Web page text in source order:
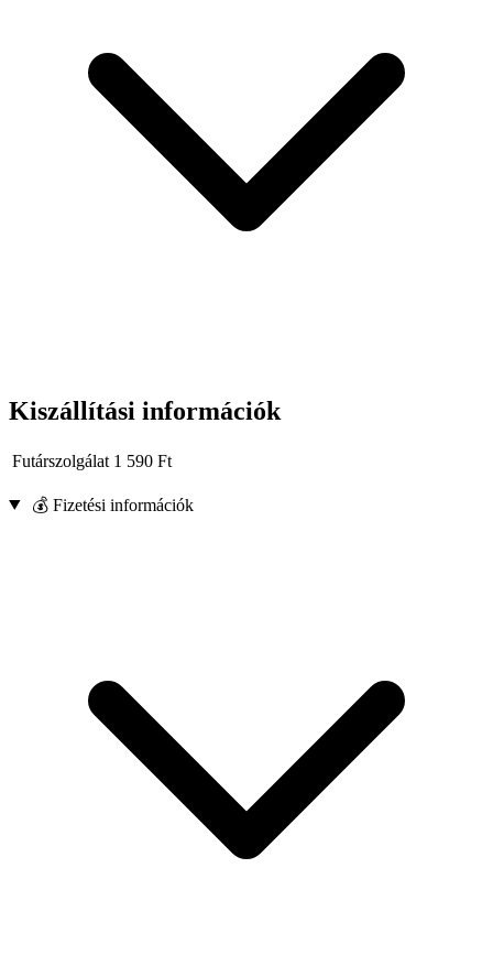
Kiszállítási információk
Futárszolgálat 1 590 Ft
💰 Fizetési információk